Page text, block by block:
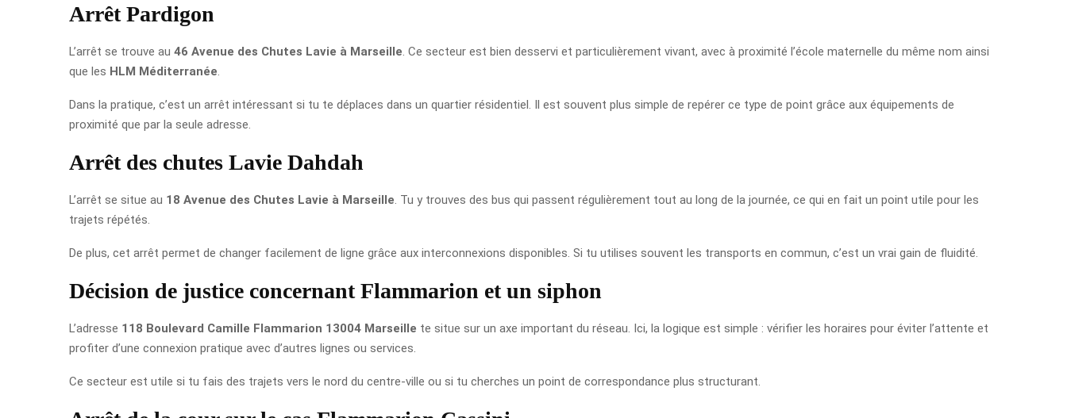
Arrêt Pardigon
L’arrêt se trouve au 46 Avenue des Chutes Lavie à Marseille . Ce secteur est bien desservi et particulièrement vivant, avec à proximité l’école maternelle du même nom ainsi
que les HLM Méditerranée
Dans la pratique, c’est un arrêt intéressant si tu te déplaces dans un quartier résidentiel. Il est souvent plus simple de repérer ce type de point grâce aux équipements de
proximité que par la seule adresse.
Arrêt des chutes Lavie Dahdah
L’arrêt se situe au 18 Avenue des Chutes Lavie à Marseille . Tu y trouves des bus qui passent régulièrement tout au long de la journée, ce qui en fait un point utile pour les
trajets répétés.
De plus, cet arrêt permet de changer facilement de ligne grâce aux interconnexions disponibles. Si tu utilises souvent les transports en commun, c’est un vrai gain de fluidité.
Décision de justice concernant Flammarion et un siphon
L’adresse 118 Boulevard Camille Flammarion 13004 Marseille te situe sur un axe important du réseau. Ici, la logique est simple : vérifier les horaires pour éviter l’attente et
profiter d’une connexion pratique avec d’autres lignes ou services.
Ce secteur est utile si tu fais des trajets vers le nord du centre-ville ou si tu cherches un point de correspondance plus structurant.